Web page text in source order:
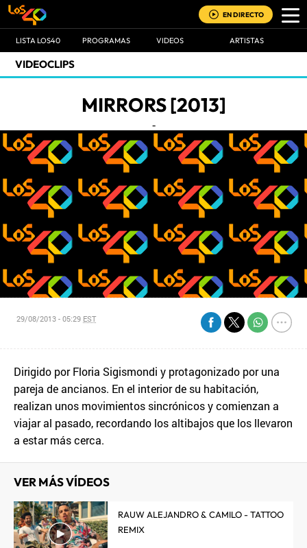
EN DIRECTO
LISTA LOS40 PROGRAMAS VIDEOS ARTISTAS
VIDEOCLIPS
MIRRORS [2013]
-
29/08/2013 - 05:29 EST
Dirigido por Floria Sigismondi y protagonizado por una
pareja de ancianos. En el interior de su habitación,
realizan unos movimientos sincrónicos y comienzan a
viajar al pasado, recordando los altibajos que los llevaron
a estar más cerca.
VER MÁS VÍDEOS
RAUW ALEJANDRO & CAMILO - TATTOO
REMIX